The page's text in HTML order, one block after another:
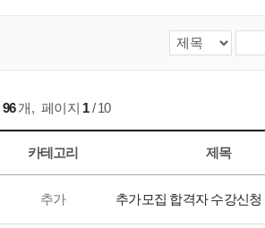
96개, 페이지 1/ 10
카테고리 제목
추가 추가모집 합격자 수강신청